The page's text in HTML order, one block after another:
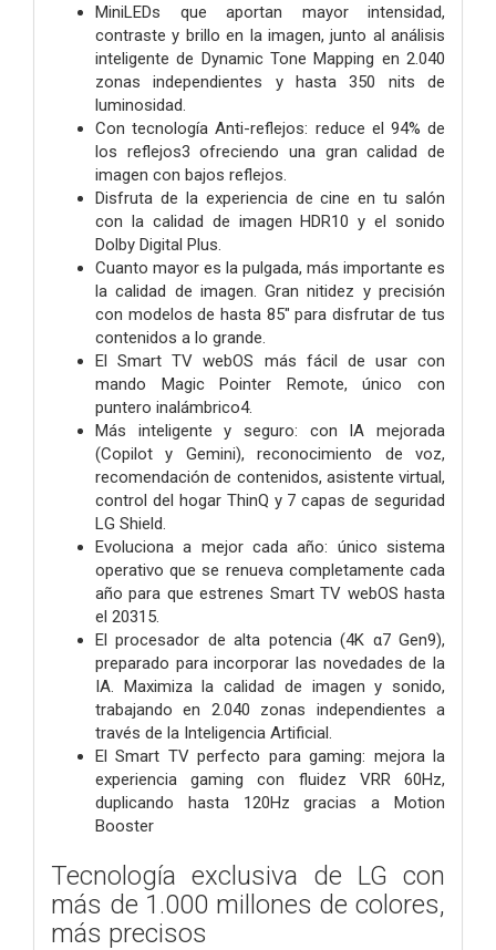
MiniLEDs que aportan mayor intensidad,
contraste y brillo en la imagen, junto al análisis
inteligente de Dynamic Tone Mapping en 2.040
zonas independientes y hasta 350 nits de
luminosidad.
Con tecnología Anti-reflejos: reduce el 94% de
los reflejos3 ofreciendo una gran calidad de
imagen con bajos reflejos.
Disfruta de la experiencia de cine en tu salón
con la calidad de imagen HDR10 y el sonido
Dolby Digital Plus.
Cuanto mayor es la pulgada, más importante es
la calidad de imagen. Gran nitidez y precisión
con modelos de hasta 85" para disfrutar de tus
contenidos a lo grande.
El Smart TV webOS más fácil de usar con
mando Magic Pointer Remote, único con
puntero inalámbrico4.
Más inteligente y seguro: con IA mejorada
(Copilot y Gemini), reconocimiento de voz,
recomendación de contenidos, asistente virtual,
control del hogar ThinQ y 7 capas de seguridad
LG Shield.
Evoluciona a mejor cada año: único sistema
operativo que se renueva completamente cada
año para que estrenes Smart TV webOS hasta
el 20315.
El procesador de alta potencia (4K α7 Gen9),
preparado para incorporar las novedades de la
IA. Maximiza la calidad de imagen y sonido,
trabajando en 2.040 zonas independientes a
través de la Inteligencia Artificial.
El Smart TV perfecto para gaming: mejora la
experiencia gaming con fluidez VRR 60Hz,
duplicando hasta 120Hz gracias a Motion
Booster
Tecnología exclusiva de LG con
más de 1.000 millones de colores,
más precisos